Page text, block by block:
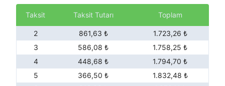
Taksit Taksit Tutarı Toplam
2 861,63 ₺
1.723,26 ₺
3
586,08 ₺
1.758,25 ₺
4
448,68 ₺
1.794,70 ₺
5
366,50 ₺
1.832,48 ₺